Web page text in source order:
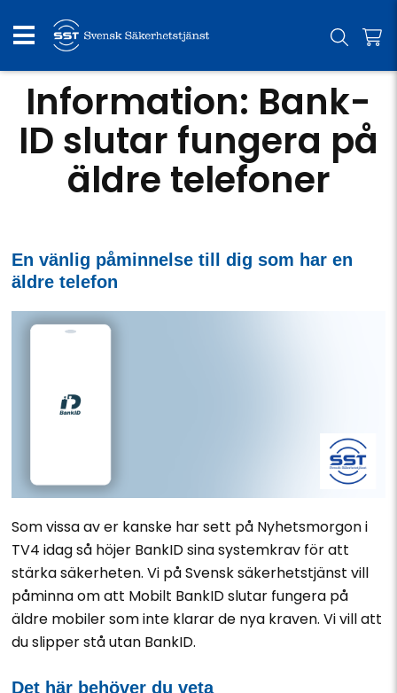
Information: Bank-
ID slutar fungera på
äldre telefoner
En vänlig påminnelse till dig som har en
äldre telefon
Som vissa av er kanske har sett på Nyhetsmorgon i
TV4 idag så höjer BankID sina systemkrav för att
stärka säkerheten. Vi på Svensk säkerhetstjänst vill
påminna om att Mobilt BankID slutar fungera på
äldre mobiler som inte klarar de nya kraven. Vi vill att
du slipper stå utan BankID.
Det här behöver du veta